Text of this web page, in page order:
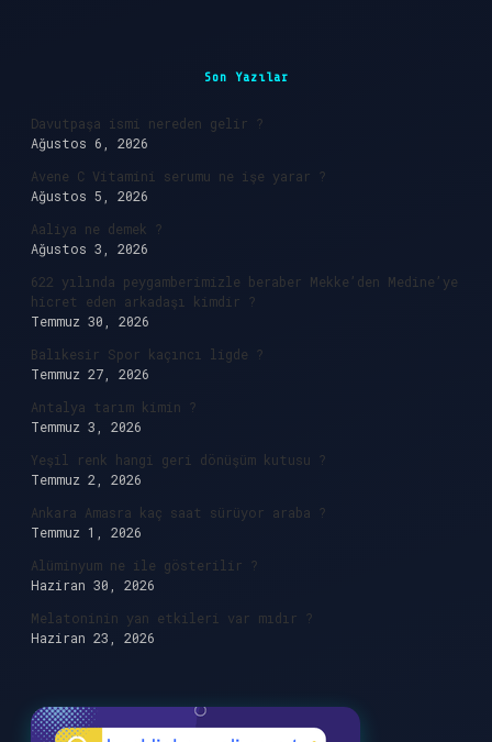
Son Yazılar
Davutpaşa ismi nereden gelir ?
Ağustos 6, 2026
Avene C Vitamini serumu ne işe yarar ?
Ağustos 5, 2026
Aaliya ne demek ?
Ağustos 3, 2026
622 yılında peygamberimizle beraber Mekke’den Medine’ye
hicret eden arkadaşı kimdir ?
Temmuz 30, 2026
Balıkesir Spor kaçıncı ligde ?
Temmuz 27, 2026
Antalya tarım kimin ?
Temmuz 3, 2026
Yeşil renk hangi geri dönüşüm kutusu ?
Temmuz 2, 2026
Ankara Amasra kaç saat sürüyor araba ?
Temmuz 1, 2026
Alüminyum ne ile gösterilir ?
Haziran 30, 2026
Melatoninin yan etkileri var mıdır ?
Haziran 23, 2026